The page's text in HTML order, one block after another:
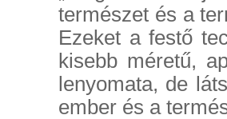
természet és a
Ezeket a festő
kisebb méretű,
lenyomata, de
ember és a